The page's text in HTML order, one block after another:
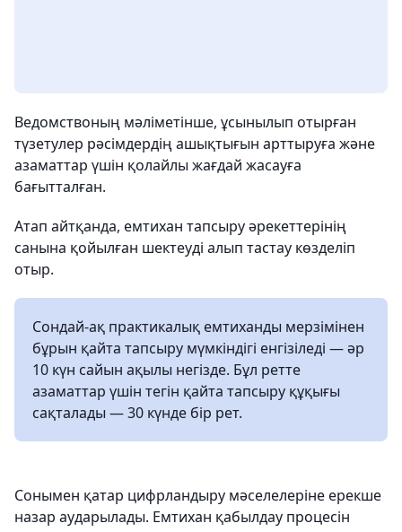
Ведомствоның мәліметінше, ұсынылып отырған
түзетулер рәсімдердің ашықтығын арттыруға және
азаматтар үшін қолайлы жағдай жасауға
бағытталған.
Атап айтқанда, емтихан тапсыру әрекеттерінің
санына қойылған шектеуді алып тастау көзделіп
отыр.
Сондай-ақ практикалық емтиханды мерзімінен
бұрын қайта тапсыру мүмкіндігі енгізіледі — әр
10 күн сайын ақылы негізде. Бұл ретте
азаматтар үшін тегін қайта тапсыру құқығы
сақталады — 30 күнде бір рет.
Сонымен қатар цифрландыру мәселелеріне ерекше
назар аударылады. Емтихан қабылдау процесін